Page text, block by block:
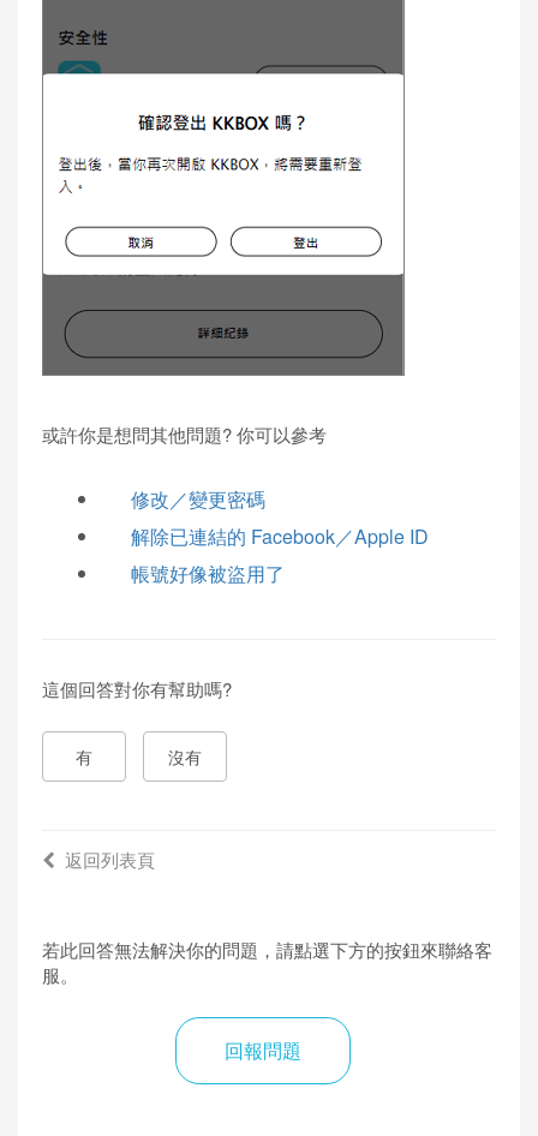
登
除
裝
除
置
#
或許你是想問其他問題? 你可以參考
修改／變更密碼
解除已連結的 Facebook／Apple ID
帳號好像被盜用了
這個回答對你有幫助嗎?
有 沒有
返回列表頁
若此回答無法解決你的問題，請點選下方的按鈕來聯絡客
服。
回報問題